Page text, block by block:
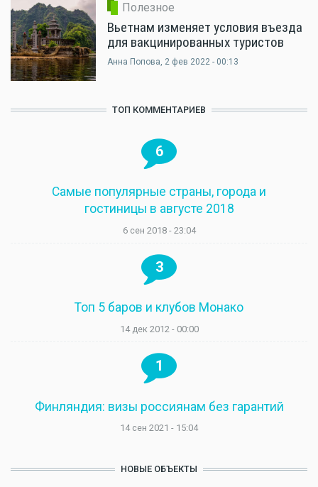
Полезное
Вьетнам изменяет условия въезда
для вакцинированных туристов
Анна Попова, 2 фев 2022 - 00:13
ТОП КОММЕНТАРИЕВ
6
Самые популярные страны, города и
гостиницы в августе 2018
6 сен 2018 - 23:04
3
Топ 5 баров и клубов Монако
14 дек 2012 - 00:00
1
Финляндия: визы россиянам без гарантий
14 сен 2021 - 15:04
НОВЫЕ ОБЪЕКТЫ